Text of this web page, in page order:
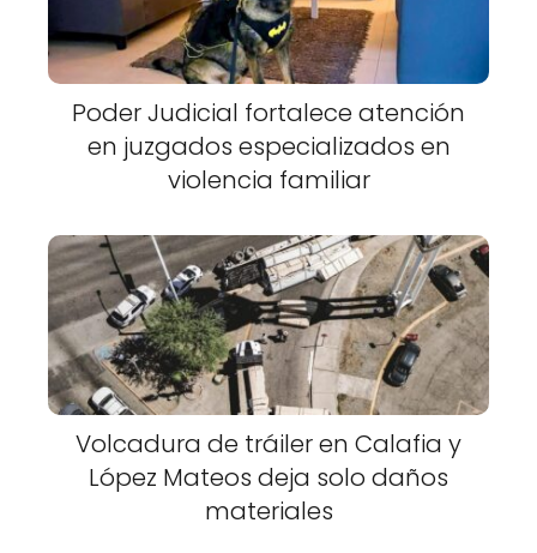
Poder Judicial fortalece atención
en juzgados especializados en
violencia familiar
Volcadura de tráiler en Calafia y
López Mateos deja solo daños
materiales